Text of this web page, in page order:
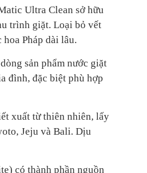
Ultra Clean sở hữu
trình giặt. Loại bỏ vết
Pháp dài lâu.
sản phẩm nước giặt
đình, đặc biệt phù hợp
xuất từ thiên nhiên, lấy
Jeju và Bali. Dịu
có thành phần nguồn